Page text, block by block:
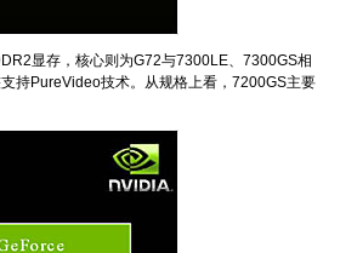
显存，核心则为G72与7300LE、7300GS相
持PureVideo技术。从规格上看，7200GS主要